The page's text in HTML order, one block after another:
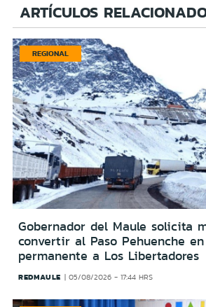
ARTÍCULOS
REGIONAL
Gobernador del Maule solicita
convertir al Paso Pehuenche
permanente a Los Libertadores
REDMAULE 05/08/2026 - 17:44 HRS